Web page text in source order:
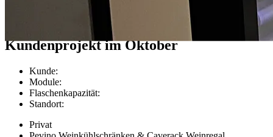
Kundenprojekt im Oktober
Kunde:
Module:
Flaschenkapazität:
Standort:
Privat